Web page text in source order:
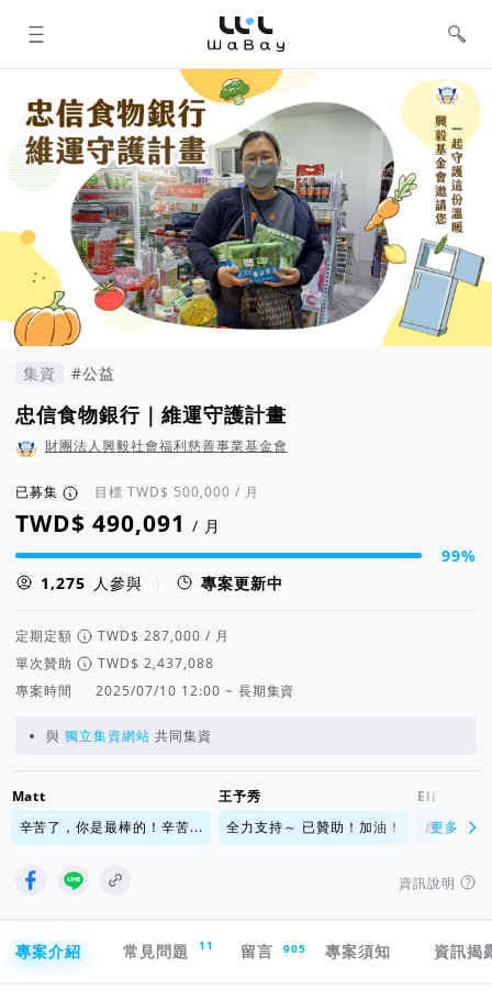
WaBay 挖貝 | 台灣最值得信賴的群眾
集資 / 群眾募資平台
集資 #公益
忠信食物銀行｜維運守護計畫
財團法人興毅社會福利慈善事業基金會
已募集 目標 / 月
/ 月
集資進度 99%
99%
人參與
專案更新中
定期定額
/ 月
單次贊助
專案時間
2025/07/10 12:00 ~ 長期集資
與 獨立集資網站 共同集資
Matt
辛苦了，你是最棒的！辛苦...
王予秀
全力支持～ 已贊助！加油！
Eli
感謝 祝福
更多
資訊說明
專案介紹
常見問題 11 留言 905 專案須知 資訊揭